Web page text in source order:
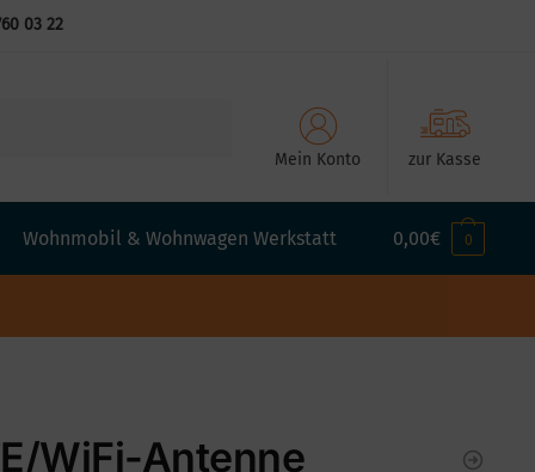
03 22
Mein Konto zur Kasse
Wohnmobil & Wohnwagen Werkstatt 0,00€ 0
WiFi-Antenne